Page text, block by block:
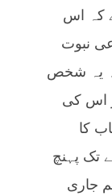
کہ اس
نبوت
یہ شخص
اس کی
کا
تک پہنچ
جاری